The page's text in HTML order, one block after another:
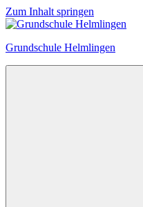
Zum Inhalt springen
Grundschule Helmlingen